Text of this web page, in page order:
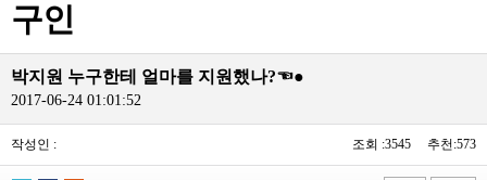
구인
박지원 누구한테 얼마를 지원했나?☜●
2017-06-24 01:01:52
작성인 : 조회 :3545 추천:573